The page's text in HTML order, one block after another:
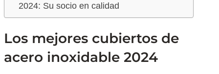
2024: Su socio en calidad
Los mejores cubiertos de
acero inoxidable 2024